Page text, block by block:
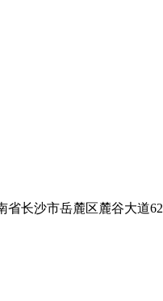
省长沙市岳麓区麓谷大道